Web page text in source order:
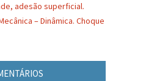
adesão superficial.
– Dinâmica. Choque